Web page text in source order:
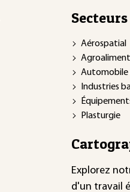
Aérospatial
Automobile
Industries
Plasturgie
Explorez
d'un travail